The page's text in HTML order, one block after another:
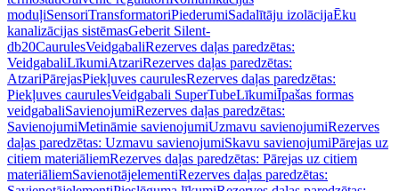
moduļiSensoriTransformatoriPiederumiSadalītāju izolācijaĒku
kanalizācijas sistēmasGeberit Silent-
db20CaurulesVeidgabaliRezerves daļas paredzētas:
VeidgabaliLīkumiAtzariRezerves daļas paredzētas:
AtzariPārejasPiekļuves caurulesRezerves daļas paredzētas:
Piekļuves caurulesVeidgabali SuperTubeLīkumiĪpašas formas
veidgabaliSavienojumiRezerves daļas paredzētas:
SavienojumiMetināmie savienojumiUzmavu savienojumiRezerves
daļas paredzētas: Uzmavu savienojumiSkavu savienojumiPārejas uz
citiem materiāliemRezerves daļas paredzētas: Pārejas uz citiem
materiāliemSavienotājelementiRezerves daļas paredzētas: